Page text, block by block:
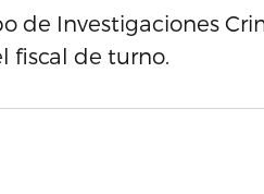
de Investigaciones
fiscal de turno.